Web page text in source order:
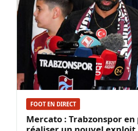
FOOT EN DIRECT
Mercato : Trabzonspor en